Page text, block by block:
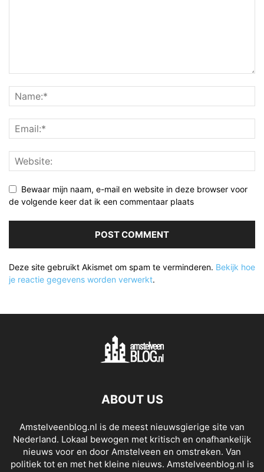
Bewaar mijn naam, e-mail en website in deze browser voor
de volgende keer dat ik een commentaar plaats
Deze site gebruikt Akismet om spam te verminderen. Bekijk hoe
je reactie gegevens worden verwerkt.
ABOUT US
Amstelveenblog.nl is de meest nieuwsgierige site van
Nederland. Lokaal bewogen met kritisch en onafhankelijk
nieuws voor en door Amstelveen en omstreken. Van
politiek tot en met het kleine nieuws. Amstelveenblog.nl is